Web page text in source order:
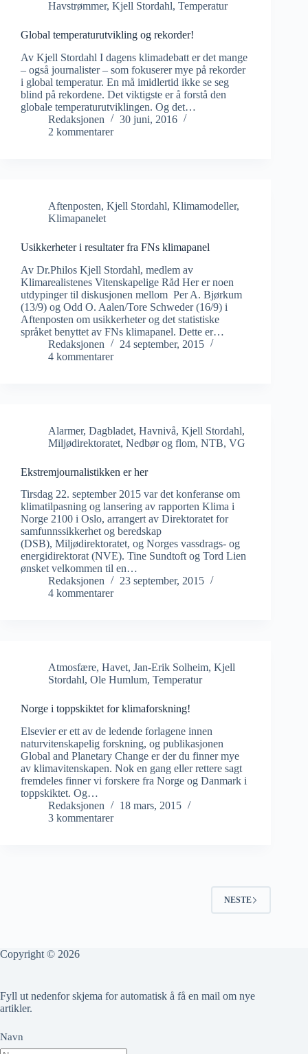
Havstrømmer, Kjell Stordahl, Temperatur
Global temperaturutvikling og rekorder!
Av Kjell Stordahl I dagens klimadebatt er det mange
– også journalister – som fokuserer mye på rekorder
i global temperatur. En må imidlertid ikke se seg
blind på rekordene. Det viktigste er å forstå den
globale temperaturutviklingen. Og det…
Redaksjonen
30 juni, 2016
2 kommentarer
Aftenposten, Kjell Stordahl, Klimamodeller,
Klimapanelet
Usikkerheter i resultater fra FNs klimapanel
Av Dr.Philos Kjell Stordahl, medlem av
Klimarealistenes Vitenskapelige Råd Her er noen
utdypinger til diskusjonen mellom Per A. Bjørkum
(13/9) og Odd O. Aalen/Tore Schweder (16/9) i
Aftenposten om usikkerheter og det statistiske
språket benyttet av FNs klimapanel. Dette er…
Redaksjonen
24 september, 2015
4 kommentarer
Alarmer, Dagbladet, Havnivå, Kjell Stordahl,
Miljødirektoratet, Nedbør og flom, NTB, VG
Ekstremjournalistikken er her
Tirsdag 22. september 2015 var det konferanse om
klimatilpasning og lansering av rapporten Klima i
Norge 2100 i Oslo, arrangert av Direktoratet for
samfunnssikkerhet og beredskap
(DSB), Miljødirektoratet, og Norges vassdrags- og
energidirektorat (NVE). Tine Sundtoft og Tord Lien
ønsket velkommen til en…
Redaksjonen
23 september, 2015
4 kommentarer
Atmosfære, Havet, Jan-Erik Solheim, Kjell
Stordahl, Ole Humlum, Temperatur
Norge i toppskiktet for klimaforskning!
Elsevier er ett av de ledende forlagene innen
naturvitenskapelig forskning, og publikasjonen
Global and Planetary Change er der du finner mye
av klimavitenskapen. Nok en gang eller rettere sagt
fremdeles finner vi forskere fra Norge og Danmark i
toppskiktet. Og…
Redaksjonen
18 mars, 2015
3 kommentarer
NESTE
Copyright © 2026
Fyll ut nedenfor skjema for automatisk å få en mail om nye
artikler.
Navn